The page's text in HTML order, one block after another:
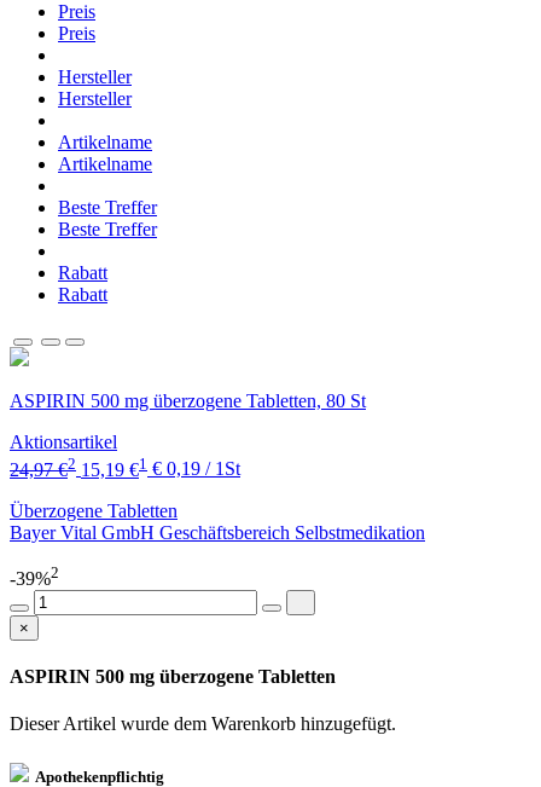
Preis
Preis
Hersteller
Hersteller
Artikelname
Artikelname
Beste Treffer
Beste Treffer
Rabatt
Rabatt
ASPIRIN 500 mg überzogene Tabletten, 80 St
Aktionsartikel
24,97 €2 15,19 €1 € 0,19 / 1St
Überzogene Tabletten
Bayer Vital GmbH Geschäftsbereich Selbstmedikation
-39%2
×
ASPIRIN 500 mg überzogene Tabletten
Dieser Artikel wurde dem Warenkorb hinzugefügt.
Apothekenpflichtig